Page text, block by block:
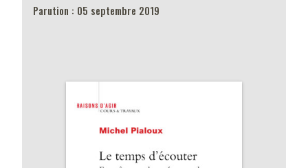
Parution : 05 septembre 2019